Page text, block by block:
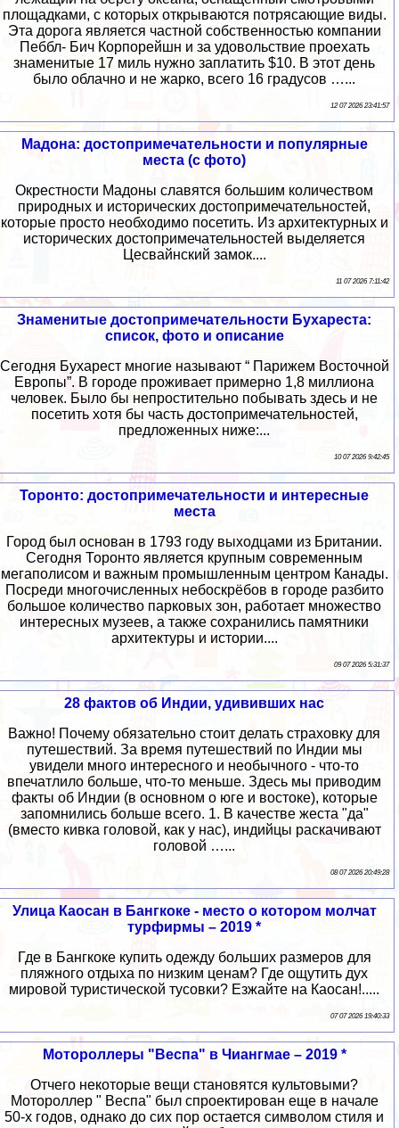
площадками, с которых открываются потрясающие виды.
Эта дорога является частной собственностью компании
Пеббл- Бич Корпорейшн и за удовольствие проехать
знаменитые 17 миль нужно заплатить $10. В этот день
было облачно и не жарко, всего 16 градусов …...
12 07 2026 23:41:57
Мадона: достопримечательности и популярные
места (с фото)
Окрестности Мадоны славятся большим количеством
природных и исторических достопримечательностей,
которые просто необходимо посетить. Из архитектурных и
исторических достопримечательностей выделяется
Цесвайнский замок....
11 07 2026 7:11:42
Знаменитые достопримечательности Бухареста:
список, фото и описание
Сегодня Бухарест многие называют “ Парижем Восточной
Европы”. В городе проживает примерно 1,8 миллиона
человек. Было бы непростительно побывать здесь и не
посетить хотя бы часть достопримечательностей,
предложенных ниже:...
10 07 2026 9:42:45
Торонто: достопримечательности и интересные
места
Город был основан в 1793 году выходцами из Британии.
Сегодня Торонто является крупным современным
мегаполисом и важным промышленным центром Канады.
Посреди многочисленных небоскрёбов в городе разбито
большое количество парковых зон, работает множество
интересных музеев, а также сохранились памятники
архитектуры и истории....
09 07 2026 5:31:37
28 фактов об Индии, удививших нас
Важно! Почему обязательно стоит делать страховку для
путешествий. За время путешествий по Индии мы
увидели много интересного и необычного - что-то
впечатлило больше, что-то меньше. Здесь мы приводим
факты об Индии (в основном о юге и востоке), которые
запомнились больше всего. 1. В качестве жеста "да"
(вместо кивка головой, как у нас), индийцы раскачивают
головой …...
08 07 2026 20:49:28
Улица Каосан в Бангкоке - место о котором молчат
турфирмы – 2019 *
Где в Бангкоке купить одежду больших размеров для
пляжного отдыха по низким ценам? Где ощутить дух
мировой туристической тусовки? Езжайте на Каосан!.....
07 07 2026 19:40:33
Мотороллеры "Веспа" в Чиангмае – 2019 *
Отчего некоторые вещи становятся культовыми?
Мотороллер " Веспа" был спроектирован еще в начале
50-х годов, однако до сих пор остается символом стиля и